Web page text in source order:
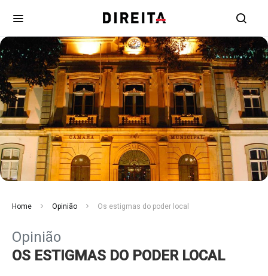
Home Opinião Os estigmas do poder local
Opinião
OS ESTIGMAS DO PODER LOCAL